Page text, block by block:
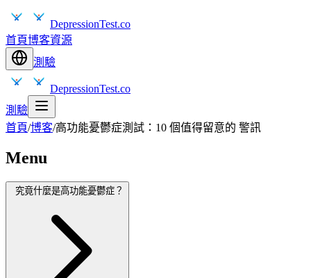
DepressionTest.co
首頁博客資源
測驗
DepressionTest.co
測驗
首頁/博客/高功能憂鬱症測試：10 個值得留意的 警訊
Menu
究竟什麼是高功能憂鬱症？